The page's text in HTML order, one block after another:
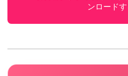
ンロードす